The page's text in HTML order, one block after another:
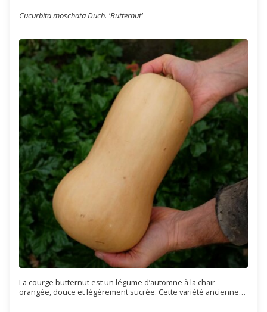
Cucurbita moschata Duch. 'Butternut'
La courge butternut est un légume d’automne à la chair
orangée, douce et légèrement sucrée. Cette variété ancienne